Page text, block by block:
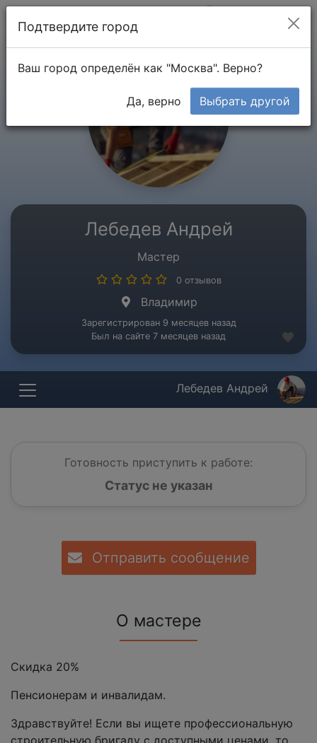
Лебедев Андрей
Мастер
0 отзывов
Владимир
Зарегистрирован 9 месяцев назад
Был на сайте 7 месяцев назад
Лебедев Андрей
Готовность приступить к работе:
Статус не указан
Отправить сообщение
О мастере
Скидка 20%
Пенсионерам и инвалидам.
Здравствуйте! Если вы ищете профессиональную
Подтвердите город
Ваш город определён как "Москва". Верно?
Да, верно Выбрать другой